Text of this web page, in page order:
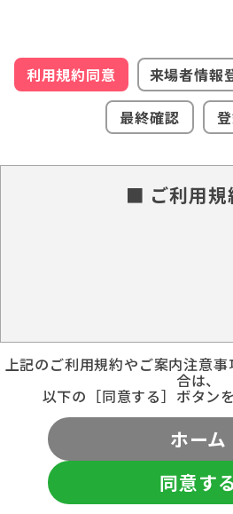
利用規約同意 来場者情報
最終確認
■ ご利用
上記のご利用規約やご案内注意
合は、
以下の［同意する］ボタン
ホーム
同意する